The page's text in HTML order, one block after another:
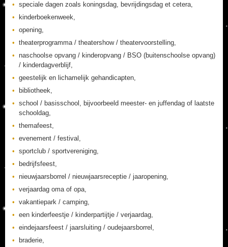
speciale dagen zoals koningsdag, bevrijdingsdag et cetera,
kinderboekenweek,
opening,
theaterprogramma / theatershow / theatervoorstelling,
naschoolse opvang / kinderopvang / BSO (buitenschoolse opvang)
/ kinderdagverblijf,
geestelijk en lichamelijk gehandicapten,
bibliotheek,
school / basisschool, bijvoorbeeld meester- en juffendag of laatste
schooldag,
themafeest,
evenement / festival,
sportclub / sportvereniging,
bedrijfsfeest,
nieuwjaarsborrel / nieuwjaarsreceptie / jaaropening,
verjaardag oma of opa,
vakantiepark / camping,
een kinderfeestje / kinderpartijtje / verjaardag,
eindejaarsfeest / jaarsluiting / oudejaarsborrel,
braderie,